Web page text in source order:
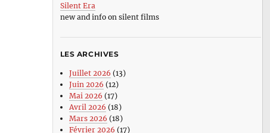
Silent Era
new and info on silent films
LES ARCHIVES
Juillet 2026 (13)
Juin 2026 (12)
Mai 2026 (17)
Avril 2026 (18)
Mars 2026 (18)
Février 2026 (17)